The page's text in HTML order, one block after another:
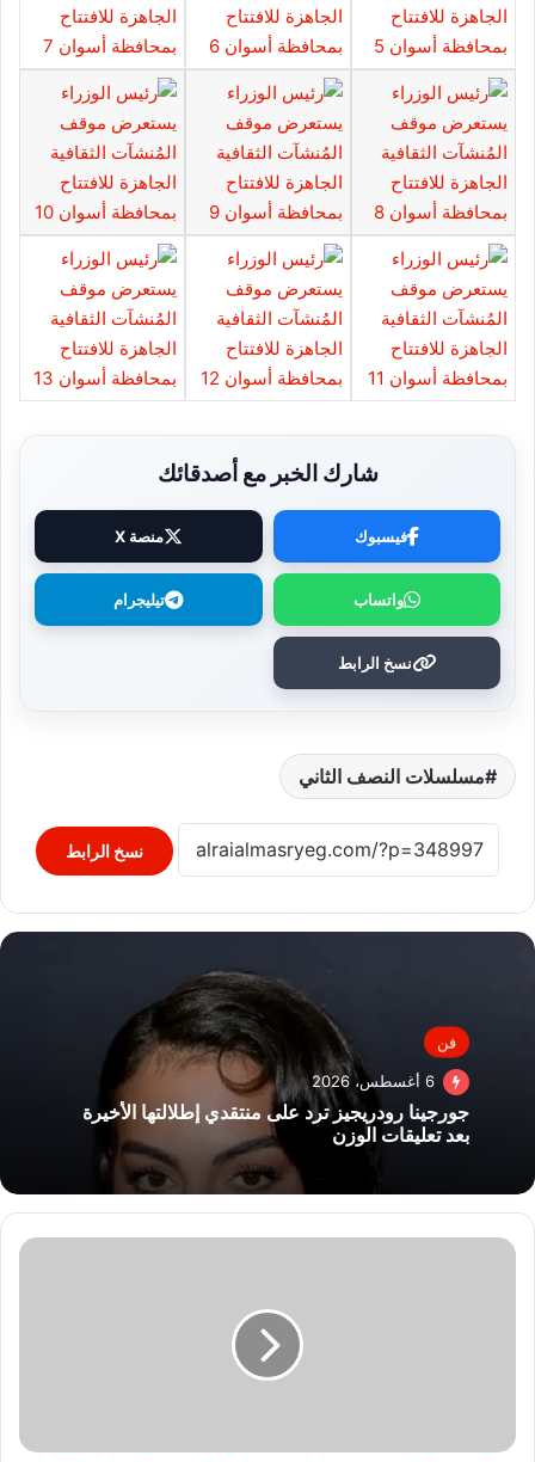
شارك الخبر مع أصدقائك
فيسبوك منصة X
واتساب تيليجرام
نسخ الرابط
مسلسلات النصف الثاني
نسخ الرابط
فن
6 أغسطس، 2026
جورجينا رودريجيز ترد على منتقدي إطلالتها الأخيرة
بعد تعليقات الوزن
«النصف
لـ